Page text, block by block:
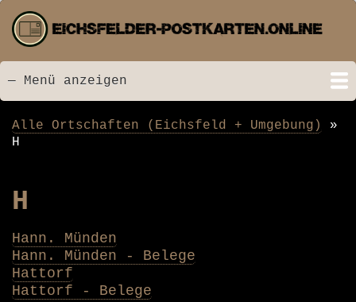
zum
Inhalt
Menü
— Menü anzeigen
Startseite
Neu hinzugefügt
Postkarten
Bildarchiv
Videos
Suche
Kontakt
Links
Spende
Pfadnavigation
Alle Ortschaften (Eichsfeld + Umgebung)
H
H
Hann. Münden
Hann. Münden - Belege
Hattorf
Hattorf - Belege